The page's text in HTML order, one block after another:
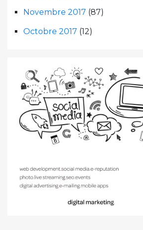
Novembre 2017 (87)
Octobre 2017 (12)